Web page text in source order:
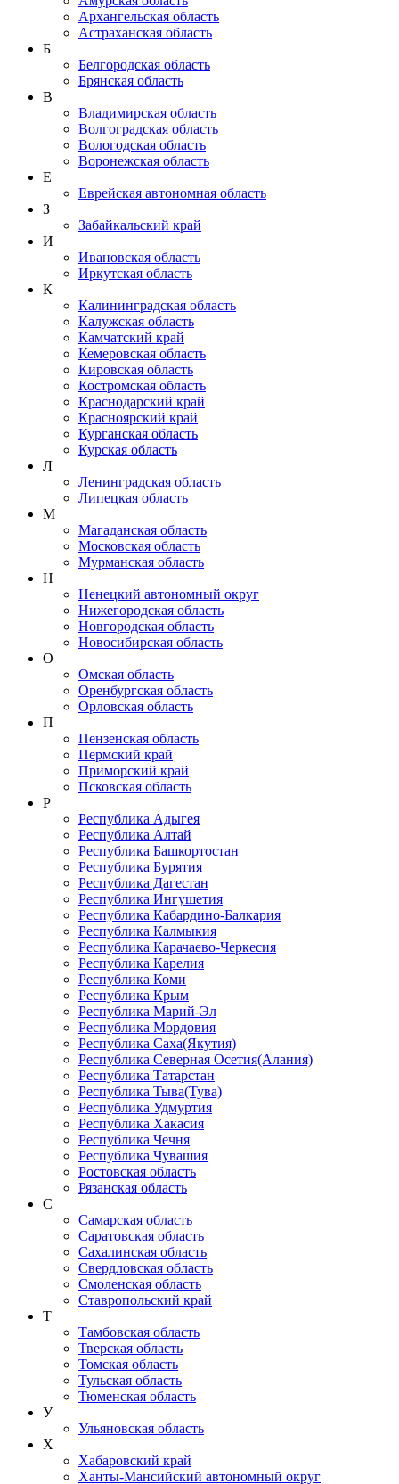
Архангельская область
Астраханская область
Б
Белгородская область
Брянская область
В
Владимирская область
Волгоградская область
Вологодская область
Воронежская область
Е
Еврейская автономная область
З
Забайкальский край
И
Ивановская область
Иркутская область
К
Калининградская область
Калужская область
Камчатский край
Кемеровская область
Кировская область
Костромская область
Краснодарский край
Красноярский край
Курганская область
Курская область
Л
Ленинградская область
Липецкая область
М
Магаданская область
Московская область
Мурманская область
Н
Ненецкий автономный округ
Нижегородская область
Новгородская область
Новосибирская область
О
Омская область
Оренбургская область
Орловская область
П
Пензенская область
Пермский край
Приморский край
Псковская область
Р
Республика Адыгея
Республика Алтай
Республика Башкортостан
Республика Бурятия
Республика Дагестан
Республика Ингушетия
Республика Кабардино-Балкария
Республика Калмыкия
Республика Карачаево-Черкеcия
Республика Карелия
Республика Коми
Республика Крым
Республика Марий-Эл
Республика Мордовия
Республика Саха(Якутия)
Республика Северная Осетия(Алания)
Республика Татарстан
Республика Тыва(Тува)
Республика Удмуртия
Республика Хакасия
Республика Чечня
Республика Чувашия
Ростовская область
Рязанская область
С
Самарская область
Саратовская область
Сахалинская область
Свердловская область
Смоленская область
Ставропольский край
Т
Тамбовская область
Тверская область
Томская область
Тульская область
Тюменская область
У
Ульяновская область
Х
Хабаровский край
Ханты-Мансийский автономный округ